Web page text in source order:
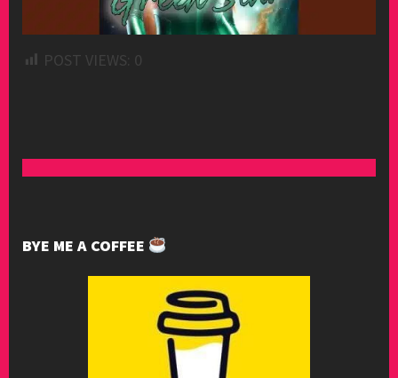
POST VIEWS: 0
BYE ME A COFFEE